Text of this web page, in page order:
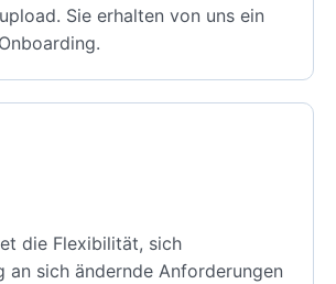
Sie erhalten von uns ein
die Flexibilität, sich
an sich ändernde Anforderungen